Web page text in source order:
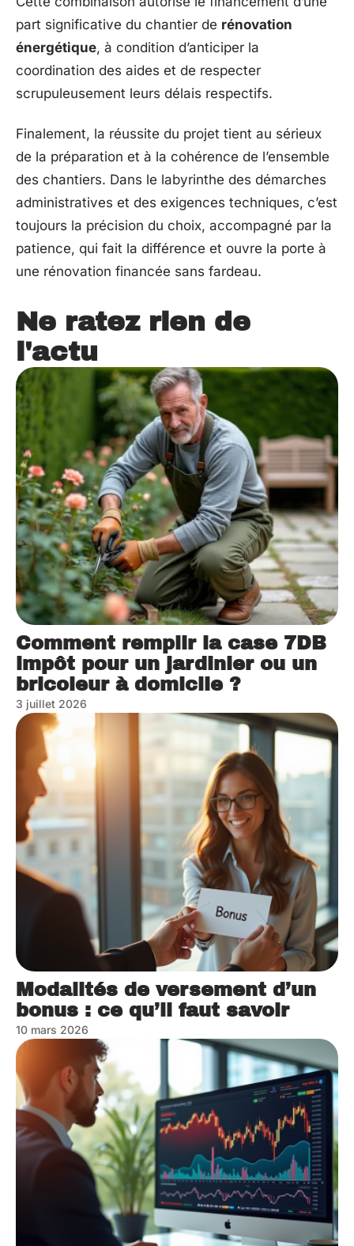
part significative du chantier de rénovation
énergétique, à condition d’anticiper la
coordination des aides et de respecter
scrupuleusement leurs délais respectifs.
Finalement, la réussite du projet tient au sérieux
de la préparation et à la cohérence de l’ensemble
des chantiers. Dans le labyrinthe des démarches
administratives et des exigences techniques, c’est
toujours la précision du choix, accompagné par la
patience, qui fait la différence et ouvre la porte à
une rénovation financée sans fardeau.
Ne ratez rien de
l'actu
Comment remplir la case 7DB
impôt pour un jardinier ou un
bricoleur à domicile ?
3 juillet 2026
Modalités de versement d’un
bonus : ce qu’il faut savoir
10 mars 2026